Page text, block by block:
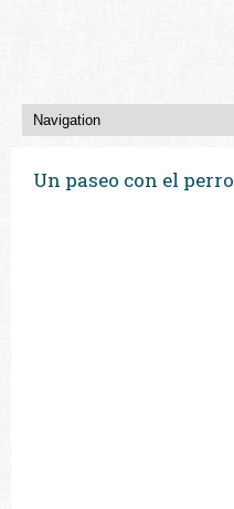
Un paseo con el perro